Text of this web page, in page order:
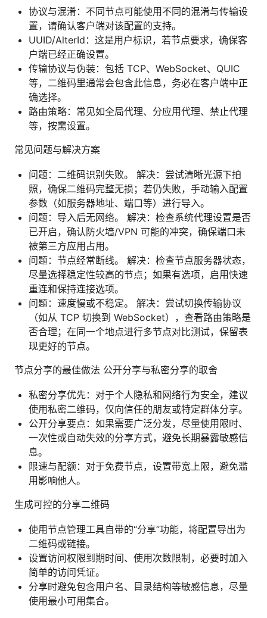
协议与混淆：不同节点可能使用不同的混淆与传输设
置，请确认客户端对该配置的支持。
UUID/AlterId：这是用户标识，若节点要求，确保客
户端已经正确设置。
传输协议与伪装：包括 TCP、WebSocket、QUIC
等，二维码里通常会包含此信息，务必在客户端中正
确选择。
路由策略：常见如全局代理、分应用代理、禁止代理
等，按需设置。
常见问题与解决方案
问题：二维码识别失败。 解决：尝试清晰光源下拍
照，确保二维码完整无损；若仍失败，手动输入配置
参数（如服务器地址、端口等）进行导入。
问题：导入后无网络。 解决：检查系统代理设置是否
已开启，确认防火墙/VPN 可能的冲突，确保端口未
被第三方应用占用。
问题：节点经常断线。 解决：检查节点服务器状态，
尽量选择稳定性较高的节点；如果有选项，启用快速
重连和保持连接选项。
问题：速度慢或不稳定。 解决：尝试切换传输协议
（如从 TCP 切换到 WebSocket），查看路由策略是
否合理；在同一个地点进行多节点对比测试，保留表
现更好的节点。
节点分享的最佳做法 公开分享与私密分享的取舍
私密分享优先：对于个人隐私和网络行为安全，建议
使用私密二维码，仅向信任的朋友或特定群体分享。
公开分享要点：如果需要广泛分发，尽量使用限时、
一次性或自动失效的分享方式，避免长期暴露敏感信
息。
限速与配额：对于免费节点，设置带宽上限，避免滥
用影响他人。
生成可控的分享二维码
使用节点管理工具自带的“分享”功能，将配置导出为
二维码或链接。
设置访问权限到期时间、使用次数限制，必要时加入
简单的访问凭证。
分享时避免包含用户名、目录结构等敏感信息，尽量
使用最小可用集合。